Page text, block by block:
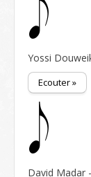
Yossi
Ecouter »
David Madar